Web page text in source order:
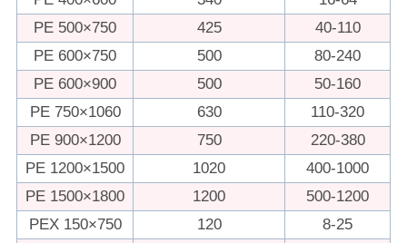
PE 500×750
425
40-110
PE 600×750
500
80-240
PE 600×900
500
50-160
PE 750×1060
630
110-320
PE 900×1200
750
220-380
PE 1200×1500
1020
400-1000
PE 1500×1800
1200
500-1200
PEX 150×750
120
8-25